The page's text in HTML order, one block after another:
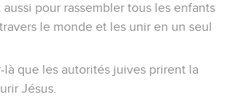
aussi pour rassembler tous les enfants
le monde et les unir en un seul
là que les autorités juives prirent la
Jésus.